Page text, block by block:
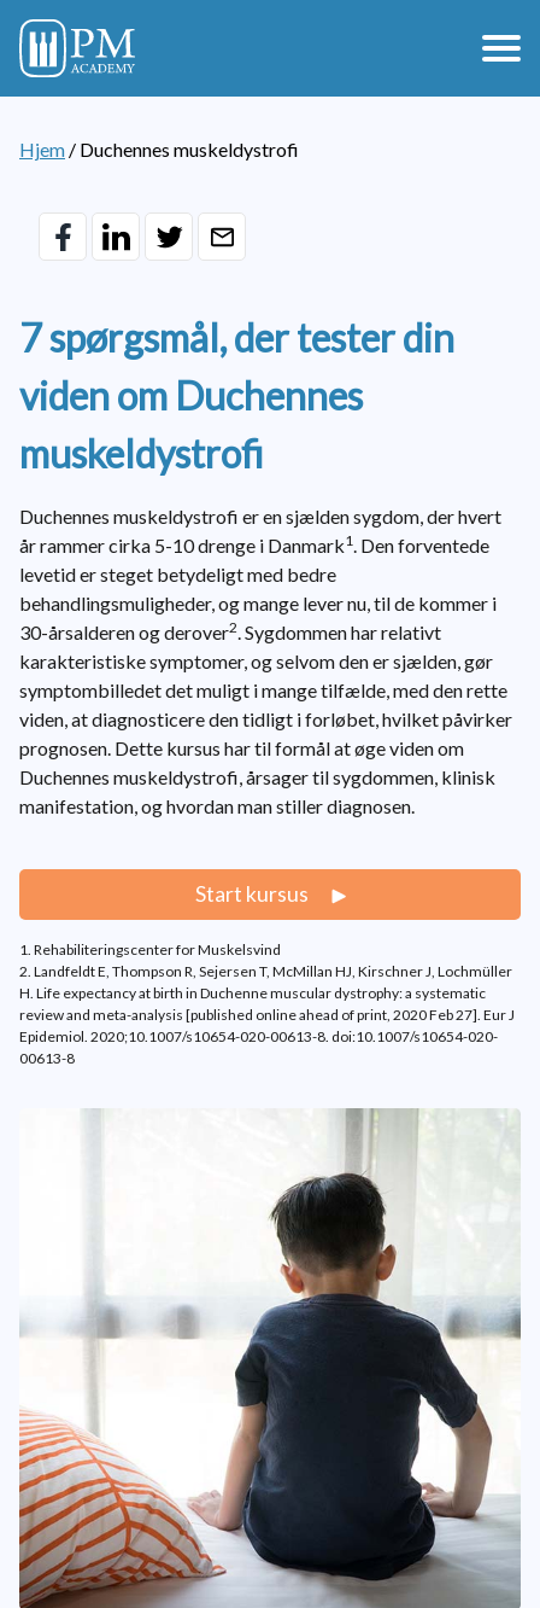
Hjem / Duchennes muskeldystrofi
7 spørgsmål, der tester din
viden om Duchennes
muskeldystrofi
Duchennes muskeldystrofi er en sjælden sygdom, der hvert
år rammer cirka 5-10 drenge i Danmark1. Den forventede
levetid er steget betydeligt med bedre
behandlingsmuligheder, og mange lever nu, til de kommer i
30-årsalderen og derover2. Sygdommen har relativt
karakteristiske symptomer, og selvom den er sjælden, gør
symptombilledet det muligt i mange tilfælde, med den rette
viden, at diagnosticere den tidligt i forløbet, hvilket påvirker
prognosen. Dette kursus har til formål at øge viden om
Duchennes muskeldystrofi, årsager til sygdommen, klinisk
manifestation, og hvordan man stiller diagnosen.
Start kursus
1. Rehabiliteringscenter for Muskelsvind
2. Landfeldt E, Thompson R, Sejersen T, McMillan HJ, Kirschner J, Lochmüller
H. Life expectancy at birth in Duchenne muscular dystrophy: a systematic
review and meta-analysis [published online ahead of print, 2020 Feb 27]. Eur J
Epidemiol. 2020;10.1007/s10654-020-00613-8. doi:10.1007/s10654-020-
00613-8